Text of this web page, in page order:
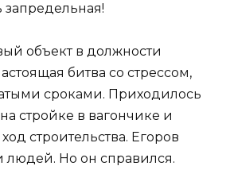
запредельная!
объект в должности
битва со стрессом,
сроками. Приходилось
стройке в вагончике и
строительства. Егоров
людей. Но он справился.